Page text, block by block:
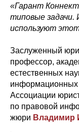
«Гарант
типовые задачи.
используют
Заслуженный
профессор,
естественных
информационных
Ассоциации
по правовой
жюри Владимир